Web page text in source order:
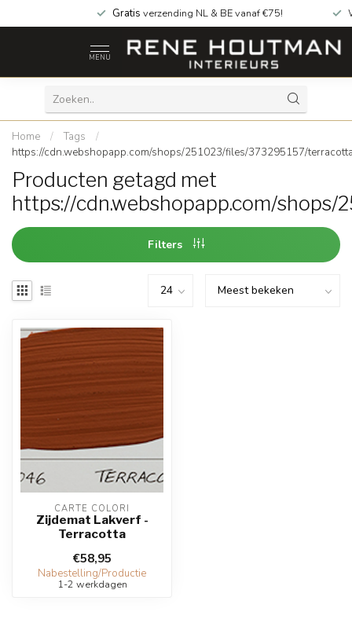
Gratis verzending NL & BE vanaf €75!
MENU
Home / Tags
/
https://cdn.webshopapp.com/shops/251023/files/373295157/
Producten getagd met
https://cdn.webshopapp.com/
Filters
CARTE COLORI
Zijdemat Lakverf -
Terracotta
€58,95
Nabestelling/Productie
1-2 werkdagen